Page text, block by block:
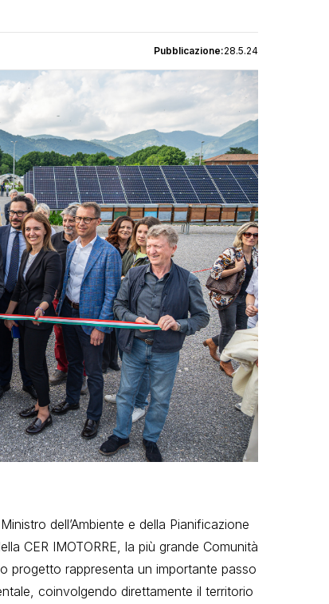
Pubblicazione:28.5.24
dell’Ambiente e della Pianificazione
CER IMOTORRE, la più grande Comunità
progetto rappresenta un importante passo
coinvolgendo direttamente il territorio